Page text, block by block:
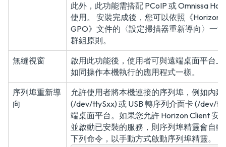
此外，此功能需搭配 PCoIP 或 Omnissa
使用。 安裝完成後，您可以依照 《
GPO》 文件的〈設定掃描器重新導向〉一
群組原則。
無縫視窗
啟用此功能後，使用者可與遠端桌面平台
如同操作本機執行的應用程式一樣。
序列埠重新導
向
允許使用者將本機連接的序列埠，例如內建
(/dev/ttySxx) 或 USB 轉序列介面卡 (/dev/
端桌面平台。如果您允許 Horizon Client 安
並啟動已安裝的服務，則序列埠精靈會自
下列命令，以手動方式啟動序列埠精靈。